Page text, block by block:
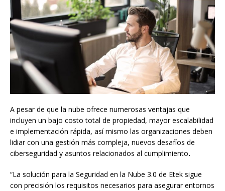
A pesar de que la nube ofrece numerosas ventajas que
incluyen un bajo costo total de propiedad, mayor escalabilidad
e implementación rápida, así mismo las organizaciones deben
lidiar con una gestión más compleja, nuevos desafíos de
ciberseguridad y asuntos relacionados al cumplimiento.
“La solución para la Seguridad en la Nube 3.0 de Etek sigue
con precisión los requisitos necesarios para asegurar entornos